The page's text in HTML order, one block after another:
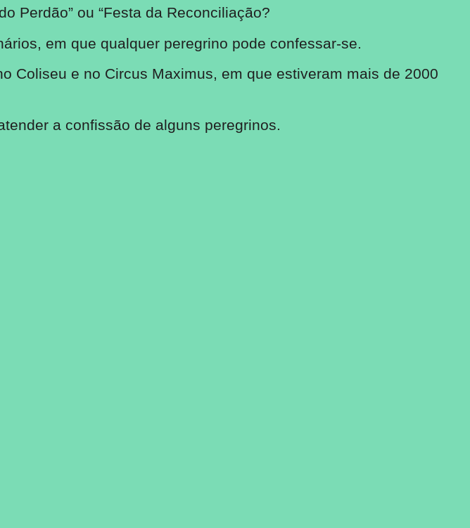
Perdão” ou “Festa da Reconciliação?
em que qualquer peregrino pode confessar-se.
Coliseu e no Circus Maximus, em que estiveram mais de 2000
a confissão de alguns peregrinos.